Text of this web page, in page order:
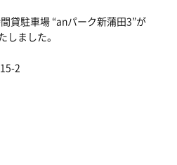
貸駐車場 “anパーク新蒲田3”が
しました。
2